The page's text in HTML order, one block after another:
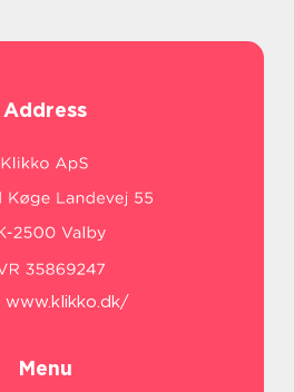
Address
www.klikko.dk/
Menu